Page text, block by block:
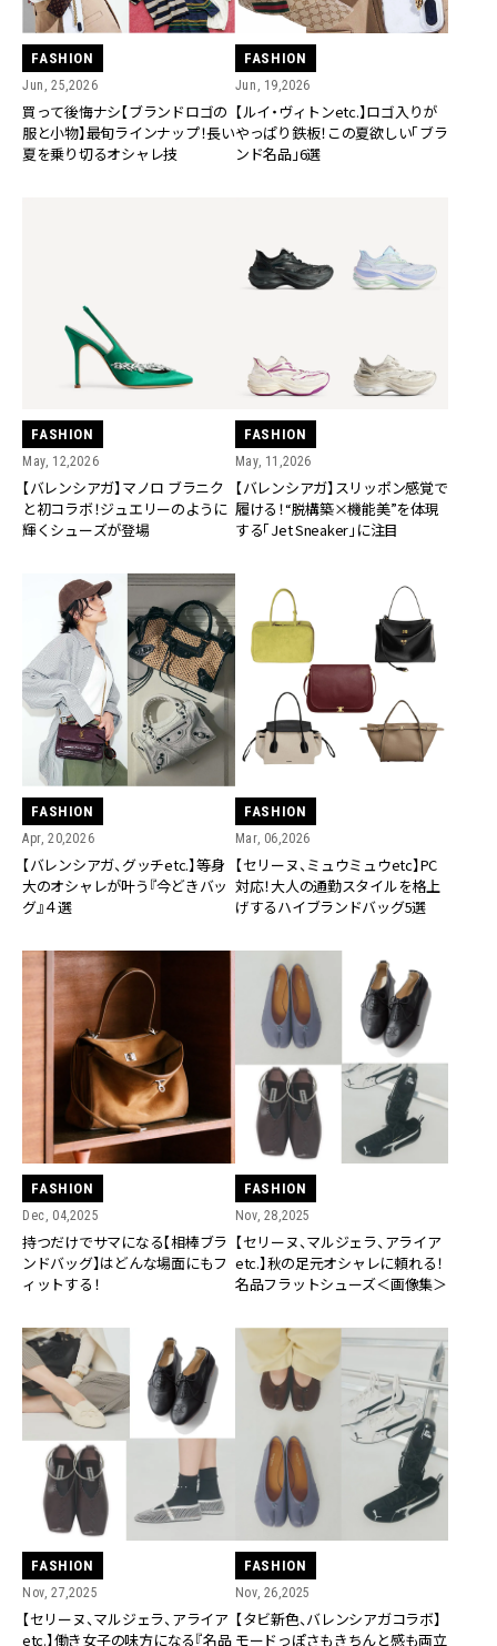
FASHION
Jun, 25,2026
買って後悔ナシ【ブランドロゴの
服と小物】最旬ラインナップ！長い
夏を乗り切るオシャレ技
FASHION
Jun, 19,2026
【ルイ・ヴィトンetc.】ロゴ入りが
やっぱり鉄板！この夏欲しい「ブラ
ンド名品」6選
FASHION
May, 12,2026
【バレンシアガ】マノロ ブラニク
と初コラボ！ジュエリーのように
輝くシューズが登場
FASHION
May, 11,2026
【バレンシアガ】スリッポン感覚で
履ける！“脱構築×機能美”を体現
する「Jet Sneaker」に注目
FASHION
Apr, 20,2026
【バレンシアガ、グッチetc.】等身
大のオシャレが叶う『今どきバッ
グ』４選
FASHION
Mar, 06,2026
【セリーヌ、ミュウミュウetc】PC
対応！大人の通勤スタイルを格上
げするハイブランドバッグ5選
FASHION
Dec, 04,2025
持つだけでサマになる【相棒ブラ
ンドバッグ】はどんな場面にもフ
ィットする！
FASHION
Nov, 28,2025
【セリーヌ、マルジェラ、アライア
etc.】秋の足元オシャレに頼れる！
名品フラットシューズ＜画像集＞
FASHION
Nov, 27,2025
【セリーヌ、マルジェラ、アライア
etc.】働き女子の味方になる『名品
FASHION
Nov, 26,2025
【タビ新色、バレンシアガコラボ】
モードっぽさもきちんと感も両立